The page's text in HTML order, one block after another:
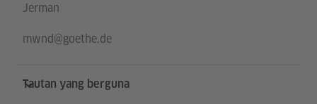
Jerman
mwnd@goethe.de
Tautan yang berguna